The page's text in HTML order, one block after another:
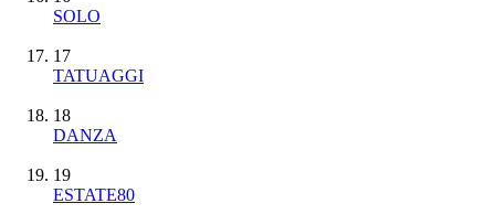
SOLO
17
TATUAGGI
18
DANZA
19
ESTATE80